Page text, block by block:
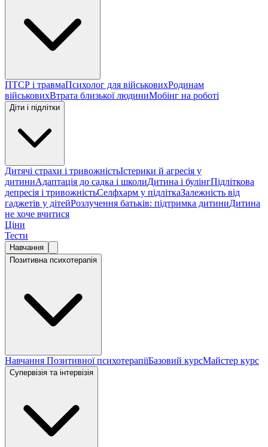
ПТСР і травмаПсихолог для військовихРодинам
військовихВтрата близької людиниМобінг на роботі
Діти і підлітки
Дитячі страхи і тривожністьІстерики й агресія у
дитиниАдаптація до садка і школиДитина і булінгПідліткова
депресія і тривожністьСелфхарм у підліткаЗалежність від
гаджетів у дітейРозлучення батьків: підтримка дитиниДитина
не хоче вчитися
Ціни
Тести
Навчання
Позитивна психотерапія
Навчання Позитивної психотерапіїБазовий курсМайстер курс
Супервізія та інтервізія